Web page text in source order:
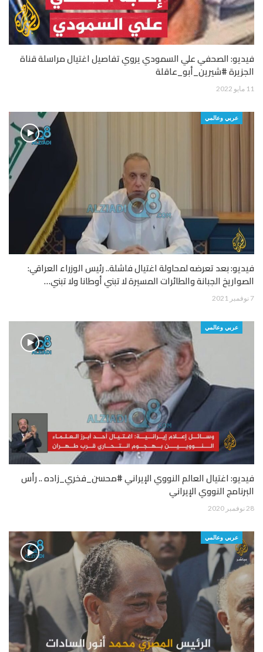
فيديو: الصحفي علي السمودي يروي تفاصيل اغتيال مراسلة قناة
الجزيرة #شيرين_أبو_عاقلة
11 مايو 2022
عربي وعالمي
فيديو: بعد تعرضه لمحاولة اغتيال فاشلة.. رئيس الوزراء العراقي:
الصواريخ الجبانة والطائرات المسيرة لا تبني أوطانا ولا تبني…
7 نوفمبر 2021
عربي وعالمي
فيديو: اغتيال العالم النووي الإيراني #محسن_فخري_زاده .. رأس
البرنامج النووي الإيراني
28 نوفمبر 2020
عربي وعالمي